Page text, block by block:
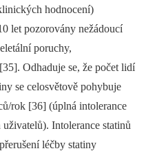
hodnocení)
let pozorovány nežádoucí
poruchy,
Odhaduje se, že počet lidí
se celosvětově pohybuje
rok [36] (úplná intolerance
uživatelů). Intolerance statinů
léčby statiny